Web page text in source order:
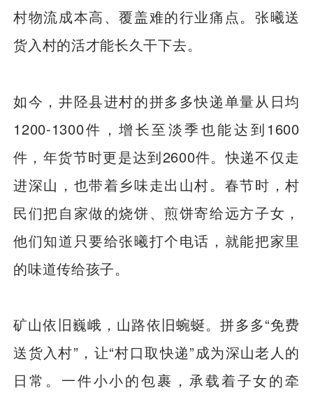
村物流成本高、覆盖难的行业痛点。张曦送
货入村的活才能长久干下去。
如今，井陉县进村的拼多多快递单量从日均
1200-1300件，增长至淡季也能达到1600
件，年货节时更是达到2600件。快递不仅走
进深山，也带着乡味走出山村。春节时，村
民们把自家做的烧饼、煎饼寄给远方子女，
他们知道只要给张曦打个电话，就能把家里
的味道传给孩子。
矿山依旧巍峨，山路依旧蜿蜒。拼多多“免费
送货入村”，让“村口取快递”成为深山老人的
日常。一件小小的包裹，承载着子女的牵